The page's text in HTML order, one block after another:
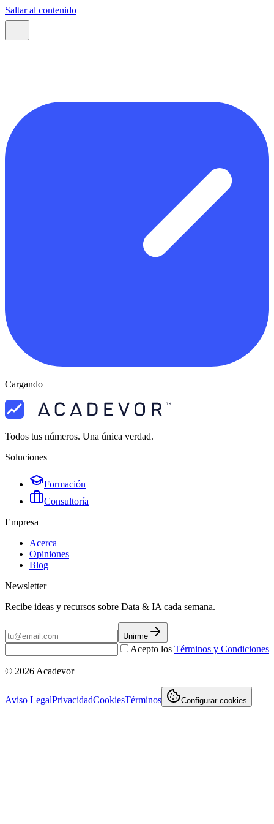
Saltar al contenido
Cargando
Todos tus números. Una única verdad.
Soluciones
Formación
Consultoría
Empresa
Acerca
Opiniones
Blog
Newsletter
Recibe ideas y recursos sobre Data & IA cada semana.
Unirme
Acepto los Términos y Condiciones
© 2026 Acadevor
Aviso LegalPrivacidadCookiesTérminos Configurar cookies